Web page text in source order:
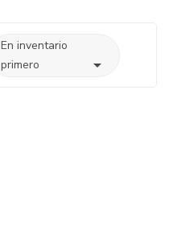
En inventario
primero
